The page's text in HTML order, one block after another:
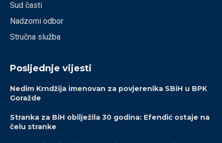
Sud časti
Nadzorni odbor
Stručna služba
Posljednje vijesti
Nedim Krndžija imenovan za povjerenika SBiH u BPK
Goražde
Stranka za BiH obilježila 30 godina: Efendić ostaje na
čelu stranke